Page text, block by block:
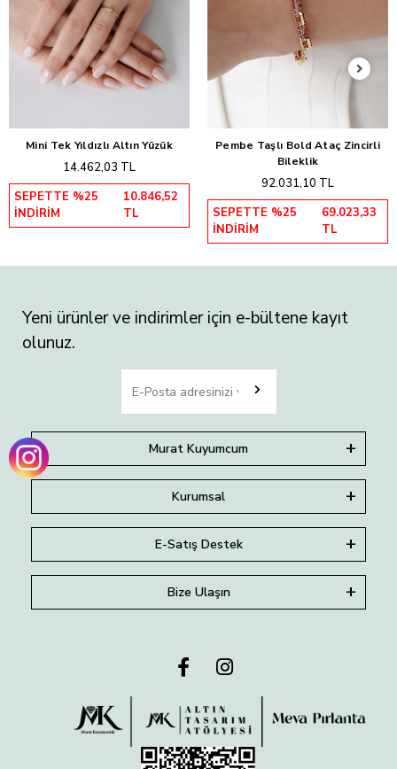
Sepete Ekle
Mini Tek Yıldızlı Altın Yüzük
14.462,03 TL
SEPETTE %25
İNDİRİM
10.846,52
TL
Sepete Ekle
Pembe Taşlı Bold Ataç Zincirli
Bileklik
92.031,10 TL
SEPETTE %25
İNDİRİM
69.023,33
TL
Yeni ürünler ve indirimler için e-bültene kayıt
olunuz.
Murat Kuyumcum
Kurumsal
E-Satış Destek
Bize Ulaşın